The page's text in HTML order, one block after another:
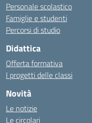
Personale scolastico
Famiglie e studenti
Percorsi di studio
Didattica
Offerta formativa
I progetti delle classi
Novità
Le notizie
Le circolari